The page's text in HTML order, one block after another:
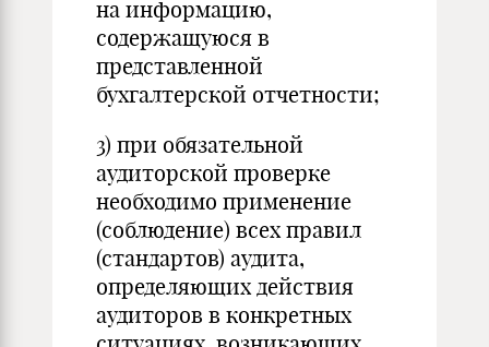
на информацию,
содержащуюся в
представленной
бухгалтерской отчетности;
3) при обязательной
аудиторской проверке
необходимо применение
(соблюдение) всех правил
(стандартов) аудита,
определяющих действия
аудиторов в конкретных